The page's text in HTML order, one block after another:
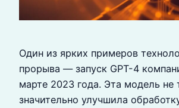
Один из ярких примеров
прорыва — запуск GPT-4
марте 2023 года. Эта модель не
значительно улучшила